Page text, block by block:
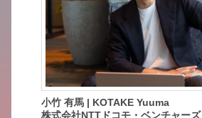
小竹 有馬 | KOTAKE Yuuma
株式会社NTTドコモ・ベンチャーズ